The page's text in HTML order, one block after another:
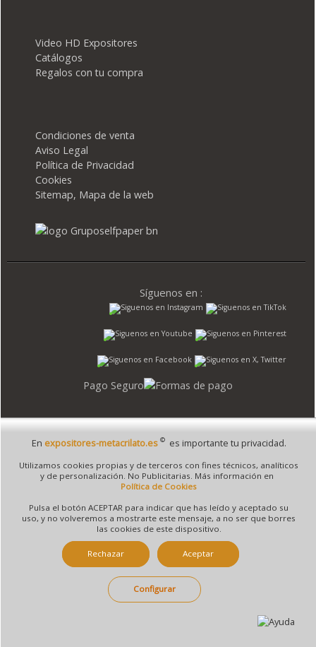
Video HD Expositores
Catálogos
Regalos con tu compra
Condiciones de venta
Aviso Legal
Política de Privacidad
Cookies
Sitemap, Mapa de la web
Síguenos en :
Pago Seguro
© 1995 - 2026 Grupo Selfpaper. Todos los derechos reservados
©expositores-metacrilato.es, y las webs de ©gruposelfpaper.org están gestionadas, y
son propiedad de :
Mercantil de Valencia ( España ) CEE:
Tomo 7263, Libro 4565, Folio 1, Sección 8, Hoja V-85203.
Móvil / Tablet - Bot mozilla/5.0 (linux; android 14; pixel 8)
applewebkit/537.36 (khtml, like gecko) chrome/131.0.0.0 mobile
safari/537.36; claudebot/1.0; +claudebot@anthropic.com) - Google
En expositores-metacrilato.es©es importante tu privacidad.
Utilizamos cookies propias y de terceros con fines técnicos, analíticos
y de personalización. No Publicitarias. Más información en
Política de Cookies
Pulsa el botón ACEPTAR para indicar que has leído y aceptado su
uso, y no volveremos a mostrarte este mensaje, a no ser que borres
las cookies de este dispositivo.
Rechazar Aceptar
Configurar